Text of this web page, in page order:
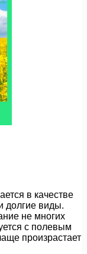
в качестве
долгие виды.
не многих
с полевым
произрастает